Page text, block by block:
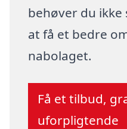
behøver du
at få et bedre
nabolaget.
Få et tilbud,
uforpligtende